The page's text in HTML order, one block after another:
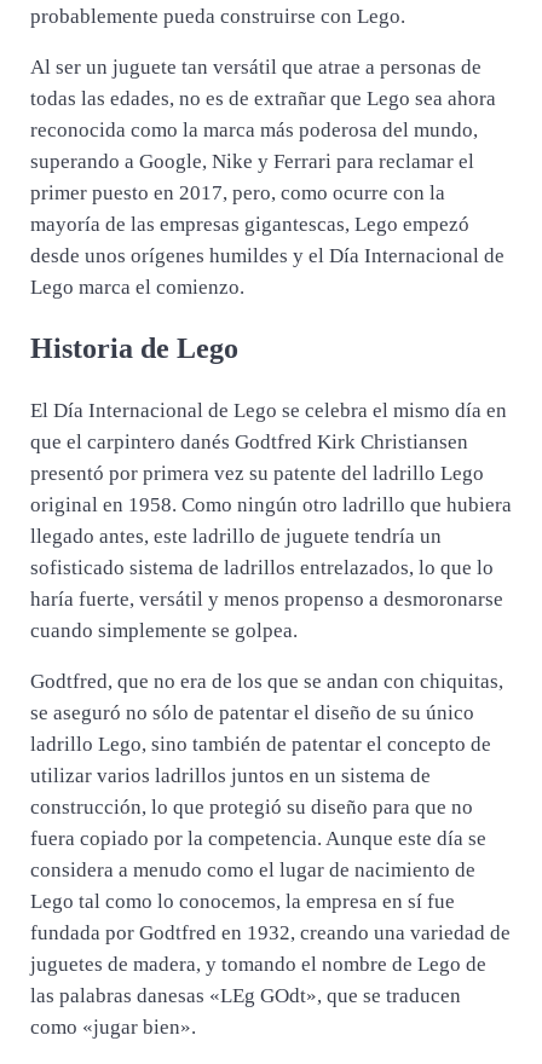
probablemente pueda construirse con Lego.
Al ser un juguete tan versátil que atrae a personas de
todas las edades, no es de extrañar que Lego sea ahora
reconocida como la marca más poderosa del mundo,
superando a Google, Nike y Ferrari para reclamar el
primer puesto en 2017, pero, como ocurre con la
mayoría de las empresas gigantescas, Lego empezó
desde unos orígenes humildes y el Día Internacional de
Lego marca el comienzo.
Historia de Lego
El Día Internacional de Lego se celebra el mismo día en
que el carpintero danés Godtfred Kirk Christiansen
presentó por primera vez su patente del ladrillo Lego
original en 1958. Como ningún otro ladrillo que hubiera
llegado antes, este ladrillo de juguete tendría un
sofisticado sistema de ladrillos entrelazados, lo que lo
haría fuerte, versátil y menos propenso a desmoronarse
cuando simplemente se golpea.
Godtfred, que no era de los que se andan con chiquitas,
se aseguró no sólo de patentar el diseño de su único
ladrillo Lego, sino también de patentar el concepto de
utilizar varios ladrillos juntos en un sistema de
construcción, lo que protegió su diseño para que no
fuera copiado por la competencia. Aunque este día se
considera a menudo como el lugar de nacimiento de
Lego tal como lo conocemos, la empresa en sí fue
fundada por Godtfred en 1932, creando una variedad de
juguetes de madera, y tomando el nombre de Lego de
las palabras danesas «LEg GOdt», que se traducen
como «jugar bien».